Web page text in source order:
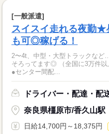
[一般派遣]
スイスイ走れる夜勤★
も可◎稼げる！
2〜4t、中型・大型トラックなど
そろってます◎ （全国に3万件以上お仕事
●センター間配...
ドライバー・配達・配
奈良県橿原市/香久山駅
日給14,700円～18,375円